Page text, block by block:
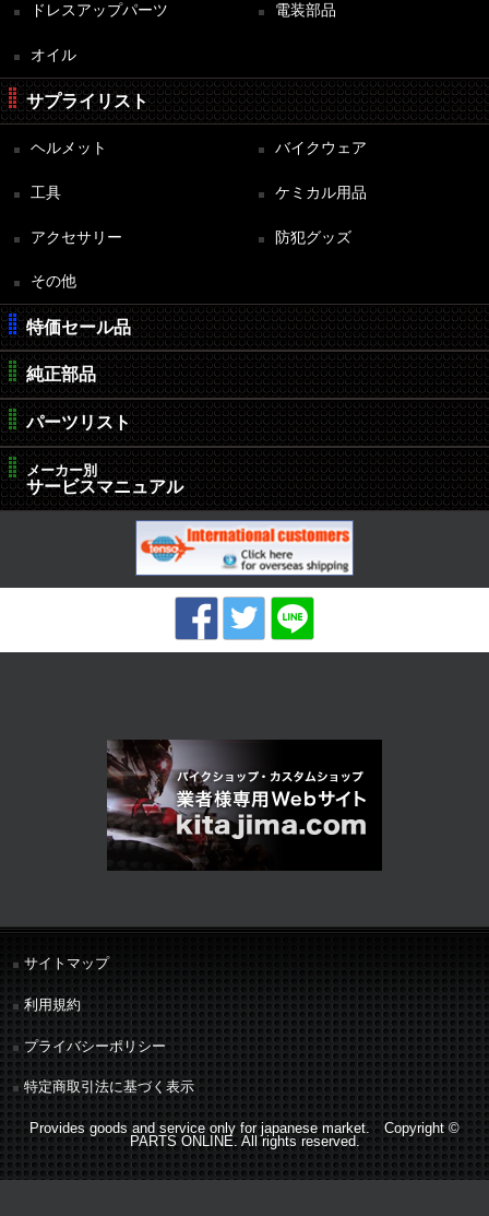
ドレスアップパーツ 電装部品
オイル
サプライリスト
ヘルメット バイクウェア
工具 ケミカル用品
アクセサリー 防犯グッズ
その他
特価セール品
純正部品
パーツリスト
メーカー別
サービスマニュアル
サイトマップ
利用規約
プライバシーポリシー
特定商取引法に基づく表示
Provides goods and service only for japanese market. Copyright ©
PARTS ONLINE. All rights reserved.